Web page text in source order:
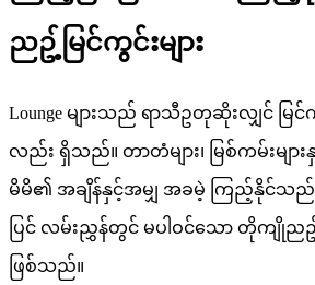
ညဥ့်မြင်ကွင်းများ
Lounge များသည် ရာသီဥတုဆိုးလျှင် မြ
လည်း ရှိသည်။ တာတံများ၊ မြစ်ကမ်းများ
မိမိ၏ အချိန်နှင့်အမျှ အခမဲ့ ကြည့်နိုင်သ
ပြင် လမ်းညွှန်တွင် မပါဝင်သော တိုကျိုညဥ့်
ဖြစ်သည်။